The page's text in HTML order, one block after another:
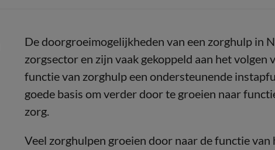
De doorgroeimogelijkheden van een zorghulp in
zorgsector en zijn vaak gekoppeld aan het
functie van zorghulp een ondersteunende
goede basis om verder door te groeien naar
zorg.
Veel zorghulpen groeien door naar de functie